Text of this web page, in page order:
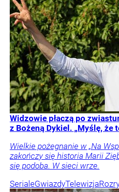
Widzowie płaczą po
z Bożeną Dykiel. „Myślę, że
Wielkie pożegnanie w „Na
zakończy się historia Marii
się podoba. W sieci wrze.
SerialeGwiazdyTelewizja